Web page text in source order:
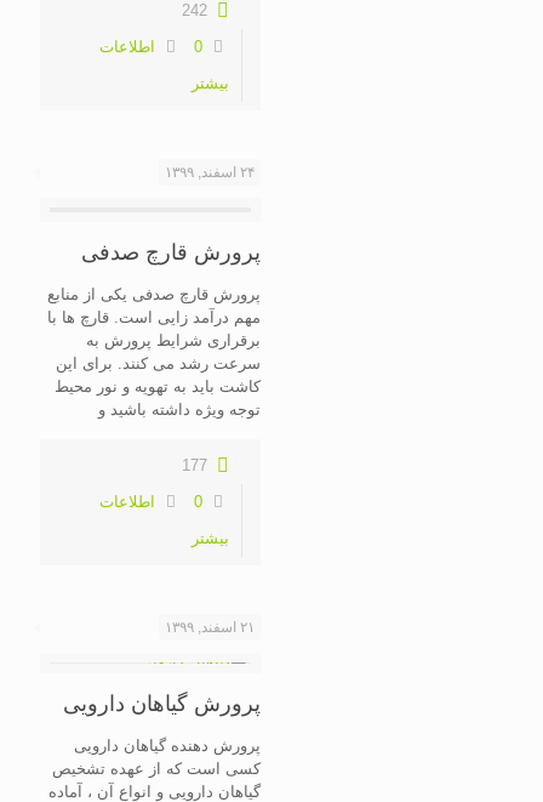
242
0
اطلاعات
بیشتر
۲۴ اسفند, ۱۳۹۹
پرورش قارچ صدفی
پرورش قارچ صدفی یکی از منابع
مهم درآمد زایی است. قارچ ها با
برقراری شرایط پرورش به
سرعت رشد می کنند. برای این
کاشت باید به تهویه و نور محیط
توجه ویژه داشته باشید و
177
0
اطلاعات
بیشتر
۲۱ اسفند, ۱۳۹۹
پرورش گیاهان دارویی
پرورش دهنده گیاهان دارویی
کسی است که از عهده تشخیص
گیاهان دارویی و انواع آن ، آماده